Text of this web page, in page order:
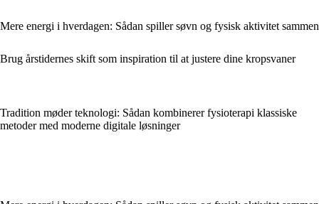
Mere energi i hverdagen: Sådan spiller søvn og fysisk aktivitet sammen
Brug årstidernes skift som inspiration til at justere dine kropsvaner
Tradition møder teknologi: Sådan kombinerer fysioterapi klassiske
metoder med moderne digitale løsninger